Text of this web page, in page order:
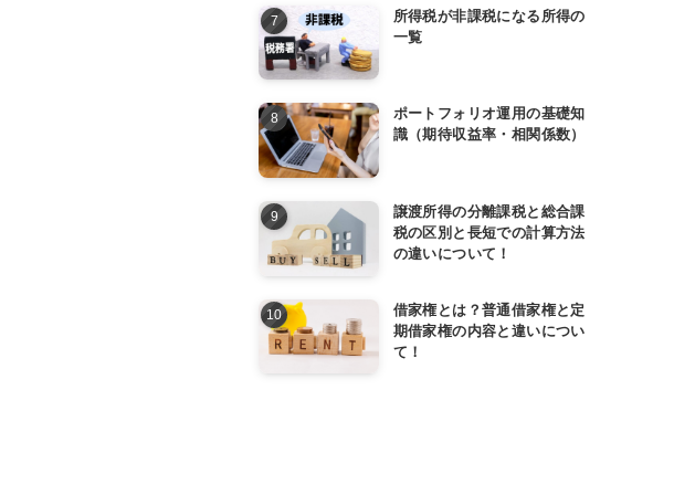
所得税が非課税になる所得の
一覧
ポートフォリオ運用の基礎知
識（期待収益率・相関係数）
譲渡所得の分離課税と総合課
税の区別と長短での計算方法
の違いについて！
借家権とは？普通借家権と定
期借家権の内容と違いについ
て！